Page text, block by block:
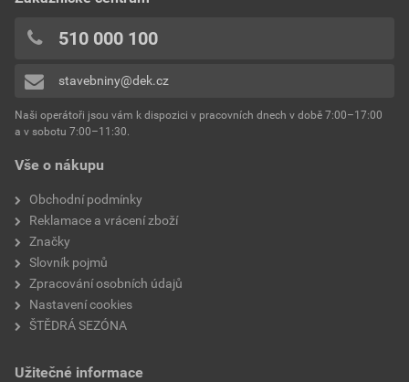
Vše o nákupu
Obchodní podmínky
Reklamace a vrácení zboží
Značky
Slovník pojmů
Zpracování osobních údajů
Nastavení cookies
ŠTĚDRÁ SEZÓNA
Užitečné informace
510 000 100
stavebniny@dek.cz
Naši operátoři jsou vám k dispozici v pracovních dnech v době 7:00–17:00
a v sobotu 7:00–11:30.